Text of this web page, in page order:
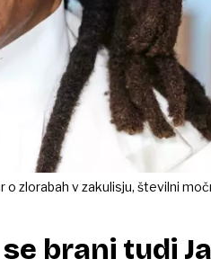
o zlorabah v zakulisju, številni
brani tudi